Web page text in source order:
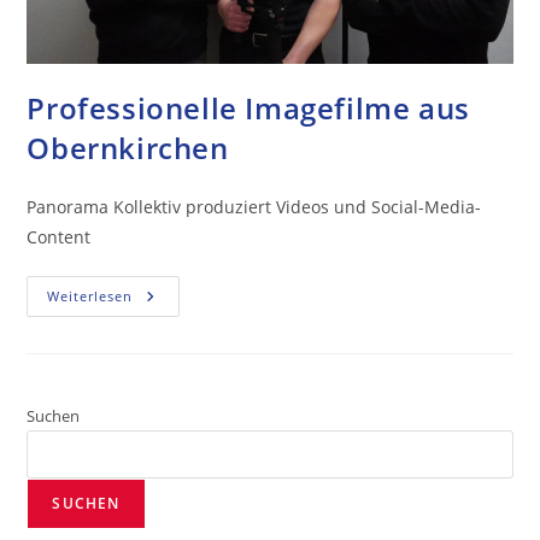
Professionelle Imagefilme aus
Obernkirchen
Panorama Kollektiv produziert Videos und Social-Media-
Content
Weiterlesen
Suchen
SUCHEN